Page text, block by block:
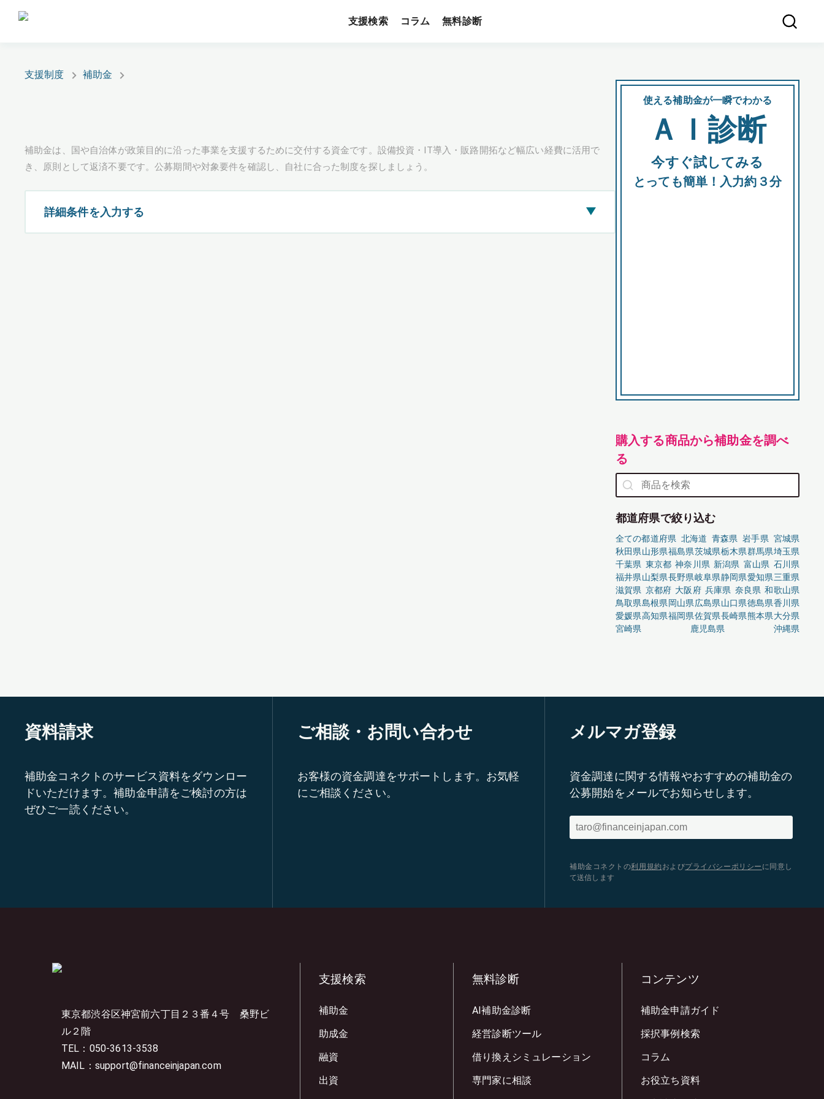
支援検索 コラム 無料診断
支援制度 補助金
補助金は、国や自治体が政策目的に沿った事業を支援するために交付する資金です。設備投資・IT導入・販路開拓など幅広い経費に活用で
き、原則として返済不要です。公募期間や対象要件を確認し、自社に合った制度を探しましょう。
詳細条件を入力する ▶
使える補助金が一瞬でわかる
ＡＩ診断
今すぐ試してみる
とっても簡単！入力約３分
購入する商品から補助金を調べ
る
都道府県で絞り込む
全ての都道府県 北海道 青森県 岩手県 宮城県
秋田県山形県福島県茨城県栃木県群馬県埼玉県
千葉県 東京都 神奈川県 新潟県 富山県 石川県
福井県山梨県長野県岐阜県静岡県愛知県三重県
滋賀県 京都府 大阪府 兵庫県 奈良県 和歌山県
鳥取県島根県岡山県広島県山口県徳島県香川県
愛媛県高知県福岡県佐賀県長崎県熊本県大分県
宮崎県
鹿児島県 沖縄県
資料請求
補助金コネクトのサービス資料をダウンロー
ドいただけます。補助金申請をご検討の方は
ぜひご一読ください。
ご相談・お問い合わせ
お客様の資金調達をサポートします。お気軽
にご相談ください。
メルマガ登録
資金調達に関する情報やおすすめの補助金の
公募開始をメールでお知らせします。
補助金コネクトの利用規約 およびプライバシーポリシー に同意し
て送信します
東京都渋谷区神宮前六丁目２３番４号 桑野ビ
ル２階
TEL：050-3613-3538
MAIL：support@financeinjapan.com
支援検索
補助金
助成金
融資
出資
無料診断
AI補助金診断
経営診断ツール
借り換えシミュレーション
専門家に相談
コンテンツ
補助金申請ガイド
採択事例検索
コラム
お役立ち資料